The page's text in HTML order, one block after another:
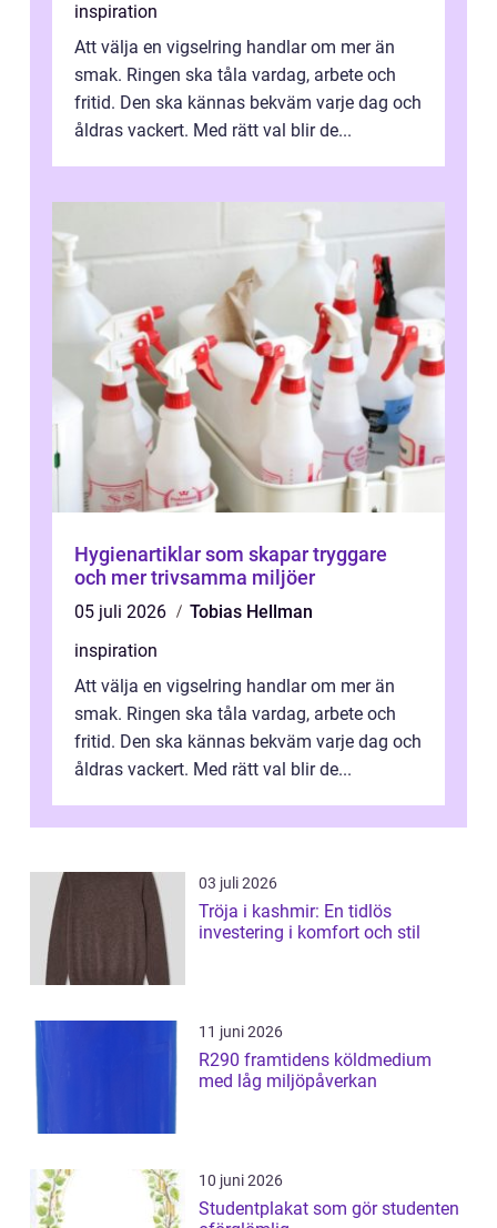
inspiration
Att välja en vigselring handlar om mer än
smak. Ringen ska tåla vardag, arbete och
fritid. Den ska kännas bekväm varje dag och
åldras vackert. Med rätt val blir de...
Hygienartiklar som skapar tryggare
och mer trivsamma miljöer
05 juli 2026
Tobias Hellman
inspiration
Att välja en vigselring handlar om mer än
smak. Ringen ska tåla vardag, arbete och
fritid. Den ska kännas bekväm varje dag och
åldras vackert. Med rätt val blir de...
03 juli 2026
Tröja i kashmir: En tidlös
investering i komfort och stil
11 juni 2026
R290 framtidens köldmedium
med låg miljöpåverkan
10 juni 2026
Studentplakat som gör studenten